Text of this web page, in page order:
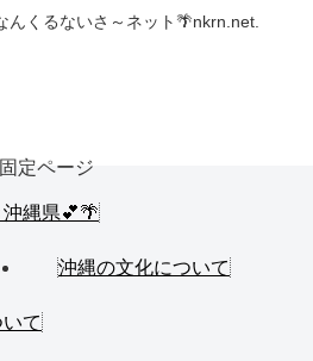
くるないさ～ネット🌴nkrn.net.
固定ページ
縄県💕🌴
沖縄の文化について
て